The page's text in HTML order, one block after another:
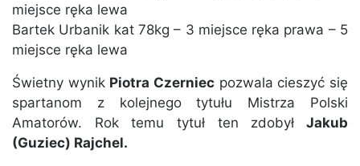
miejsce ręka lewa
Bartek Urbanik kat 78kg – 3 miejsce ręka prawa – 5
miejsce ręka lewa
Świetny wynik Piotra Czerniec pozwala cieszyć się
spartanom z kolejnego tytułu Mistrza Polski
Amatorów. Rok temu tytuł ten zdobył Jakub
(Guziec) Rajchel.